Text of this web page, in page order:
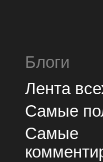
Блоги
Лента
Самые
Самые